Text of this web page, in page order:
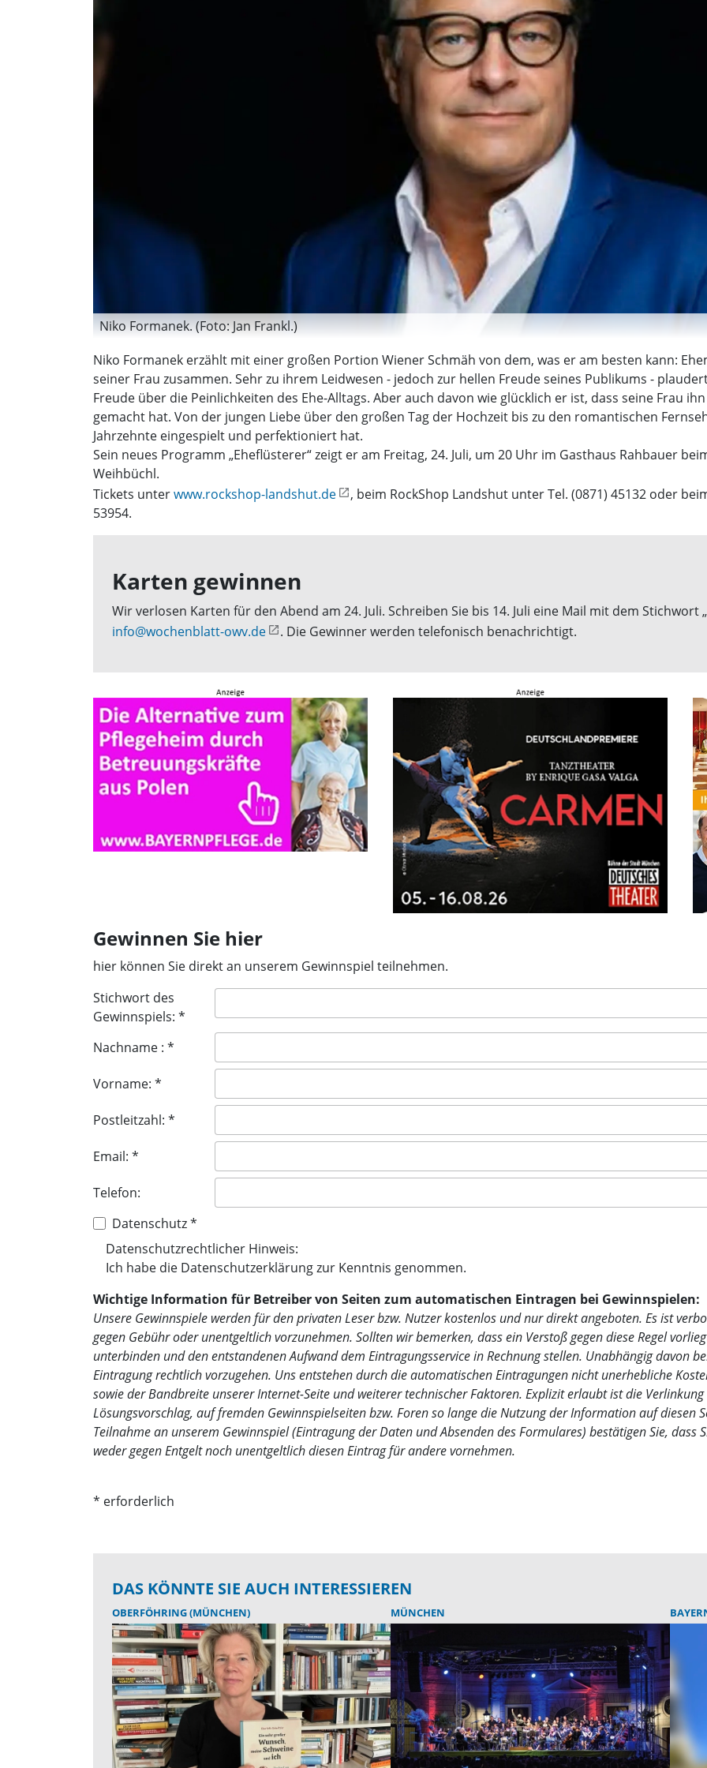
Niko Formanek. (Foto: Jan Frankl.)
Niko Formanek erzählt mit einer großen Portion Wiener Schmäh von dem, was er am besten kann:
seiner Frau zusammen. Sehr zu ihrem Leidwesen - jedoch zur hellen Freude seines Publikums -
Freude über die Peinlichkeiten des Ehe-Alltags. Aber auch davon wie glücklich er ist, dass seine Frau
gemacht hat. Von der jungen Liebe über den großen Tag der Hochzeit bis zu den romantischen
Jahrzehnte eingespielt und perfektioniert hat.
Sein neues Programm „Eheflüsterer“ zeigt er am Freitag, 24. Juli, um 20 Uhr im Gasthaus Rahbauer
Weihbüchl.
Tickets unterwww.rockshop-landshut.de
, beim RockShop Landshut unter Tel. (0871) 45132 oder
53954.
Karten gewinnen
Wir verlosen Karten für den Abend am 24. Juli. Schreiben Sie bis 14. Juli eine Mail mit dem Stichwort
info@wochenblatt-owv.de
. Die Gewinner werden telefonisch benachrichtigt.
Gewinnen Sie hier
hier können Sie direkt an unserem Gewinnspiel
Stichwort des
Gewinnspiels: *
Nachname : *
Vorname: *
Postleitzahl: *
Email: *
Telefon:
Datenschutz *
Datenschutzrechtlicher Hinweis:
Ich habe die Datenschutzerklärungzur Kenntnis genommen.
Wichtige Information für Betreiber von Seiten zum automatischen Eintragen bei Gewinnspielen:
Unsere Gewinnspiele werden für den privaten Leser bzw. Nutzer kostenlos und nur direkt angeboten. Es ist
gegen Gebühr oder unentgeltlich vorzunehmen. Sollten wir bemerken, dass ein Verstoß gegen diese Regel
unterbinden und den entstandenen Aufwand dem Eintragungsservice in Rechnung stellen. Unabhängig davon
Eintragung rechtlich vorzugehen. Uns entstehen durch die automatischen Eintragungen nicht unerhebliche
sowie der Bandbreite unserer Internet-Seite und weiterer technischer Faktoren. Explizit erlaubt ist die
Lösungsvorschlag, auf fremden Gewinnspielseiten bzw. Foren so lange die Nutzung der Information auf diesen
Teilnahme an unserem Gewinnspiel (Eintragung der Daten und Absenden des Formulares) bestätigen Sie, dass
weder gegen Entgelt noch unentgeltlich diesen Eintrag für andere vornehmen.
* erforderlich
DAS KÖNNTE SIE AUCH INTERESSIEREN
OBERFÖHRING (MÜNCHEN) MÜNCHEN